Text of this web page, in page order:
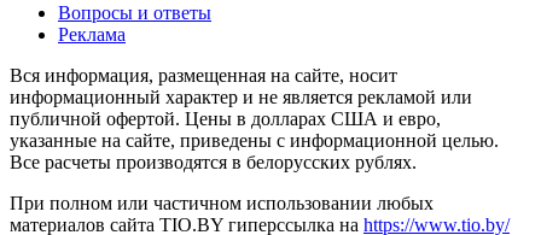
Вопросы и ответы
Реклама
Вся информация, размещенная на сайте, носит
информационный характер и не является рекламой или
публичной офертой. Цены в долларах США и евро,
указанные на сайте, приведены с информационной целью.
Все расчеты производятся в белорусских рублях.
При полном или частичном использовании любых
материалов сайта TIO.BY гиперссылка на https://www.tio.by/